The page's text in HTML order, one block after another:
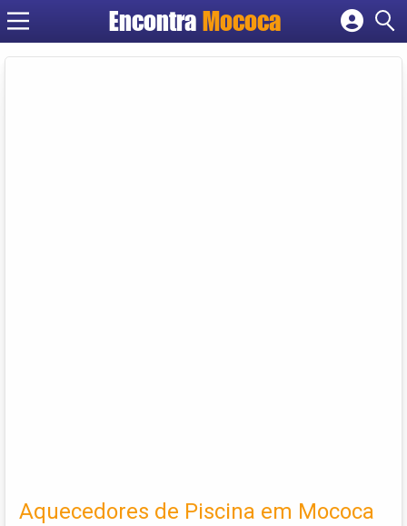
Encontra Mococa
Aquecedores de Piscina em Mococa